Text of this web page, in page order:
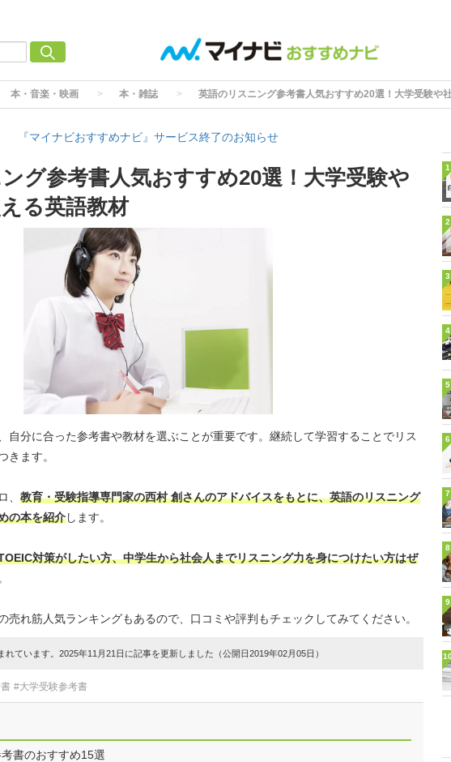
本・音楽・映画 本・雑誌 英語のリスニング参考書人気おすすめ20選！大学受験や
『マイナビおすすめナビ』サービス終了のお知らせ
グ参考書人気おすすめ20選！大学受験や
る英語教材
自分に合った参考書や教材を選ぶことが重要です。継続して学習することでリス
きます。
、 教育・受験指導専門家の西村 創さんのアドバイスをもとに、英語のリスニング
の本を紹介します。
対策がしたい方、中学生から社会人までリスニング力を身につけたい方はぜ
売れ筋人気ランキングもあるので、口コミや評判もチェックしてみてください。
ています。2025年11月21日に記事を更新しました（公開日2019年02月05日）
#大学受験参考書
書のおすすめ15選
1
2
3
4
5
6
7
8
9